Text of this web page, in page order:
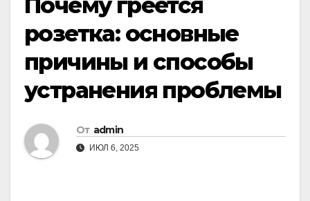
Почему греется
розетка: основные
причины и способы
устранения проблемы
От admin
ИЮЛ 6, 2025